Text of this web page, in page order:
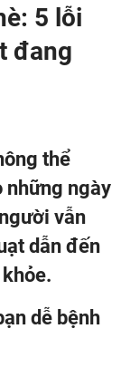
5 lỗi
đang
thể
những ngày
vẫn
dẫn đến
dễ bệnh